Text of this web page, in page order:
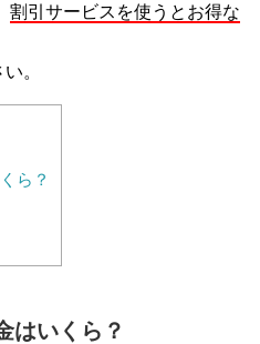
割引サービスを使うとお得な
。
ら？
はいくら？